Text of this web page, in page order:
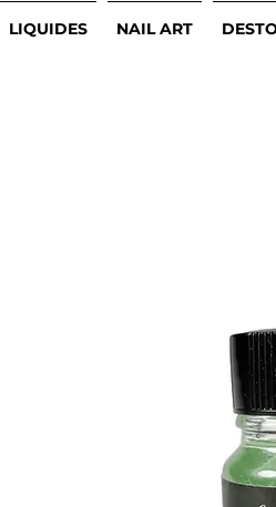
LIQUIDES NAIL ART